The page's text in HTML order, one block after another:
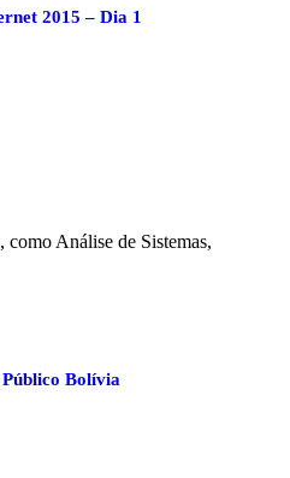
2015 – Dia 1
Análise de Sistemas,
Bolívia